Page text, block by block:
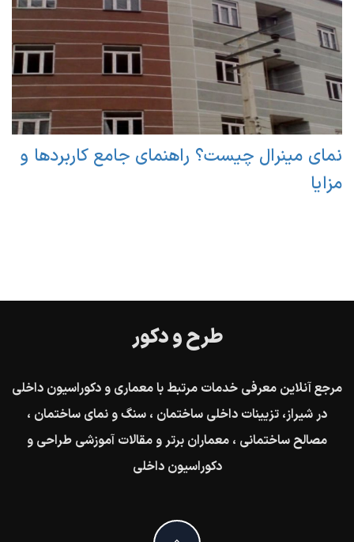
نمای مینرال چیست؟ راهنمای جامع کاربردها و
مزایا
طرح و دکور
مرجع آنلاین معرفی خدمات مرتبط با معماری و دکوراسیون داخلی
در شیراز، تزیینات داخلی ساختمان ، سنگ و نمای ساختمان ،
مصالح ساختمانی ، معماران برتر و مقالات آموزشی طراحی و
دکوراسیون داخلی